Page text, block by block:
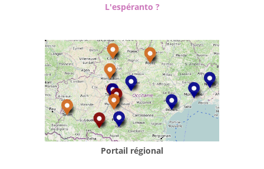
L'espéranto ?
Portail régional